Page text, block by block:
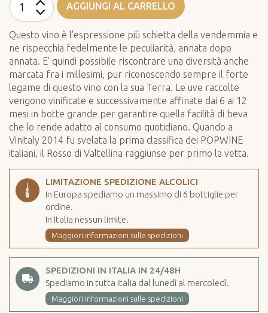
AGGIUNGI AL CARRELLO
Questo vino è l'espressione più schietta della vendemmia e
ne rispecchia fedelmente le peculiarità, annata dopo
annata. E' quindi possibile riscontrare una diversità anche
marcata fra i millesimi, pur riconoscendo sempre il forte
legame di questo vino con la sua Terra. Le uve raccolte
vengono vinificate e successivamente affinate dai 6 ai 12
mesi in botte grande per garantire quella facilità di beva
che lo rende adatto al consumo quotidiano. Quando a
Vinitaly 2014 fu svelata la prima classifica dei POPWINE
italiani, il Rosso di Valtellina raggiunse per primo la vetta.
LIMITAZIONE SPEDIZIONE ALCOLICI
In Europa spediamo un massimo di 6 bottiglie per
ordine.
In Italia nessun limite.
Maggiori informazioni sulle spedizioni
SPEDIZIONI IN ITALIA IN 24/48H
Spediamo in tutta Italia dal lunedì al mercoledì.
Maggiori informazioni sulle spedizioni